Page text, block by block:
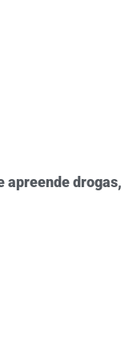
apreende drogas,